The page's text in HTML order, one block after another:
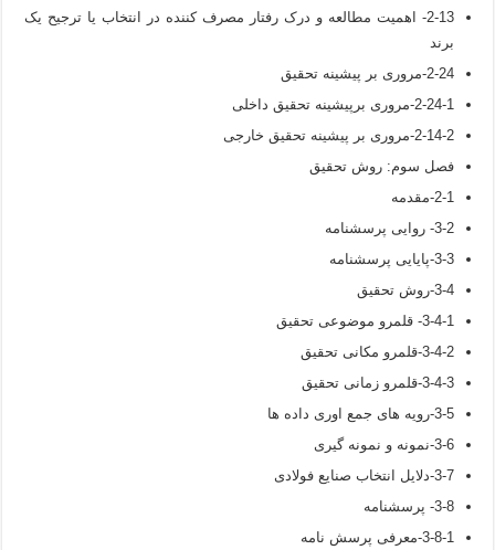
2-13- اهمیت مطالعه و درک رفتار مصرف کننده در انتخاب یا ترجیح یک
برند
2-24-مروری بر پیشینه تحقیق
2-24-1-مروری برپیشینه تحقیق داخلی
2-14-2-مروری بر پیشینه تحقیق خارجی
فصل سوم: روش تحقیق
2-1-مقدمه
3-2- روایی پرسشنامه
3-3-پایایی پرسشنامه
3-4-روش تحقیق
3-4-1- قلمرو موضوعی تحقیق
3-4-2-قلمرو مکانی تحقیق
3-4-3-قلمرو زمانی تحقیق
3-5-رویه های جمع اوری داده ها
3-6-نمونه و نمونه گیری
3-7-دلایل انتخاب صنایع فولادی
3-8- پرسشنامه
3-8-1-معرفی پرسش نامه